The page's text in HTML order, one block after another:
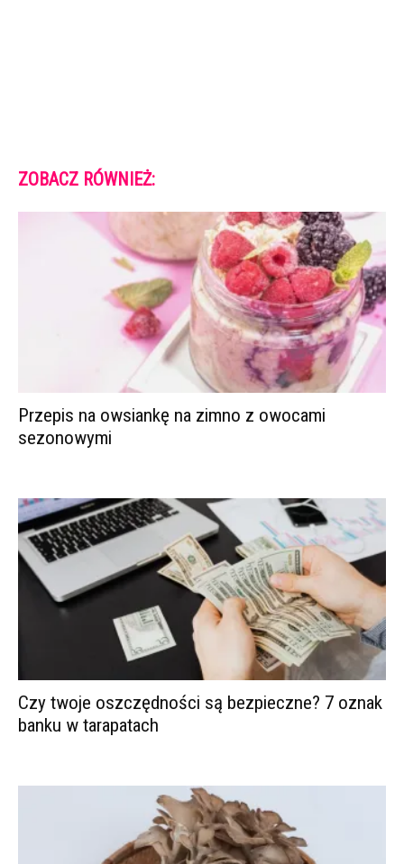
ZOBACZ RÓWNIEŻ:
Przepis na owsiankę na zimno z owocami
sezonowymi
Czy twoje oszczędności są bezpieczne? 7 oznak
banku w tarapatach